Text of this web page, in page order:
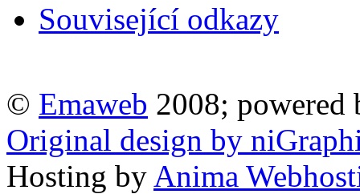
Související odkazy
© Emaweb 2008;
Original design by
Hosting by Anima